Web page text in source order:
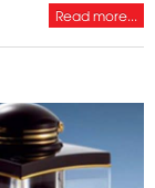
Read more...